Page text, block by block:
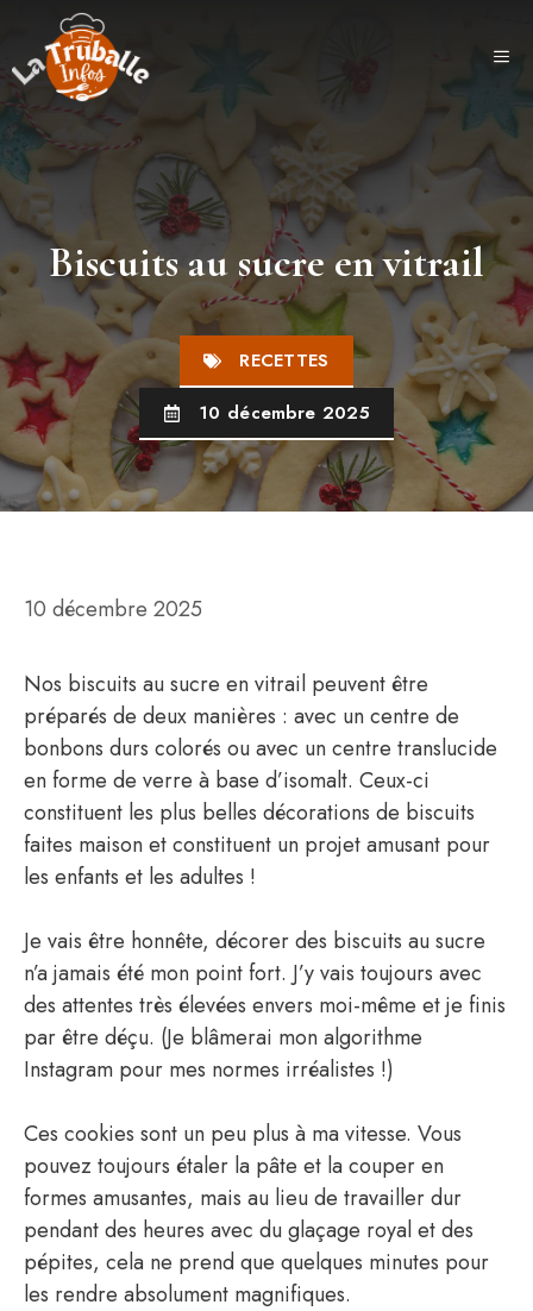
contenu
Biscuits au sucre en vitrail
RECETTES
10 décembre 2025
10 décembre 2025
Nos biscuits au sucre en vitrail peuvent être
préparés de deux manières : avec un centre de
bonbons durs colorés ou avec un centre translucide
en forme de verre à base d’isomalt. Ceux-ci
constituent les plus belles décorations de biscuits
faites maison et constituent un projet amusant pour
les enfants et les adultes !
Je vais être honnête, décorer des biscuits au sucre
n’a jamais été mon point fort. J’y vais toujours avec
des attentes très élevées envers moi-même et je finis
par être déçu. (Je blâmerai mon algorithme
Instagram pour mes normes irréalistes !)
Ces cookies sont un peu plus à ma vitesse. Vous
pouvez toujours étaler la pâte et la couper en
formes amusantes, mais au lieu de travailler dur
pendant des heures avec du glaçage royal et des
pépites, cela ne prend que quelques minutes pour
les rendre absolument magnifiques.